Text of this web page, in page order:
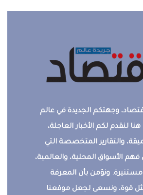
وجهتكم الجديدة في عالم
لنقدم لكم الأخبار العاجلة،
والتقارير المتخصصة التي
الأسواق المحلية، والعالمية،
مستنيرة. ونؤمن بأن المعرفة
قوة، ونسعى لجعل موقعنا